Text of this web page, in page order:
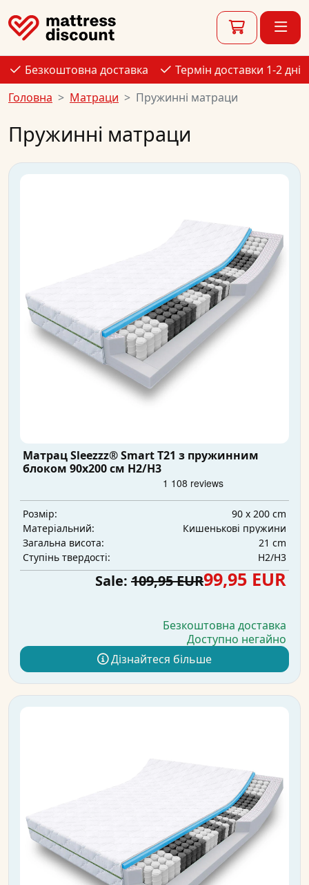
Безкоштовна доставка
Термін доставки 1-2 дні
Головна
Матраци Пружинні матраци
Пружинні матраци
Матрац Sleezzz® Smart T21 з пружинним
блоком 90x200 см H2/H3
Розмір:
90 x 200 cm
Матеріальний:
Кишенькові пружини
Загальна висота:
21 cm
Ступінь твердості:
H2/H3
Sale: 109,95 EUR99,95 EUR
Безкоштовна доставка
Доступно негайно
Дізнайтеся більше